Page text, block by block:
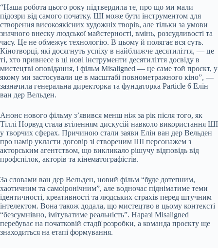
“Наша робота цього року підтвердила те, про що ми мали
підозри від самого початку. ШІ може бути інструментом для
створення високоякісних художніх творів, але тільки за умови
значного внеску людської майстерності, вмінь, розсудливості та
часу. Це не обмежує технологію. В цьому й полягає вся суть.
Кінотворці, які досягнуть успіху в найближче десятиліття, — це
ті, хто привнесе в ці нові інструменти десятиліття досвіду в
мистецтві оповідання, і фільм Misaligned — це саме той проєкт, у
якому ми застосували це в масштабі повнометражного кіно”, —
зазначила генеральна директорка та фундаторка Particle 6 Елін
ван дер Вельден.
Анонс нового фільму з’явився менш ніж за рік після того, як
Тіллі Норвуд стала втіленням дискусій навколо використання ШІ
у творчих сферах. Причиною стали заяви Елін ван дер Вельден
про намір укласти договір зі створеним ШІ персонажем з
акторським агентством, що викликало рішучу відповідь від
профспілок, акторів та кінематографістів.
За словами ван дер Вельден, новий фільм “буде дотепним,
хаотичним та самоіронічним”, але водночас підніматиме теми
ідентичності, креативності та людських страхів перед штучним
інтелектом. Вона також додала, що мистецтво в цьому контексті
“безсумнівно, імітуватиме реальність”. Наразі Misaligned
перебуває на початковій стадії розробки, а команда проєкту ще
знаходиться на етапі формування.